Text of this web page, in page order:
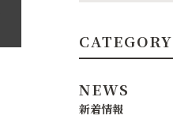
CATEGORY
NEWS
新着情報